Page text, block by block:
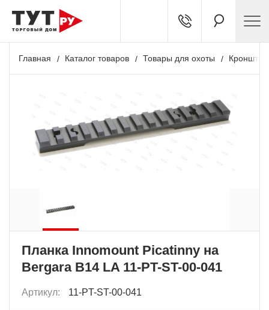
Главная Каталог товаров Товары для охоты
Планка Innomount Picatinny на
Bergara B14 LA 11-PT-ST-00-041
Артикул: 11-PT-ST-00-041